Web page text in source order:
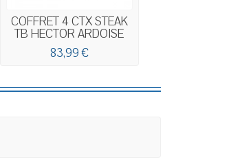
COFFRET 4 CTX STEAK
TB HECTOR ARDOISE
83,99 €